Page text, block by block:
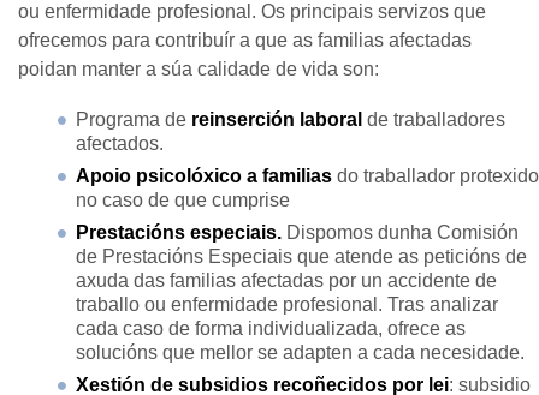
ou enfermidade profesional. Os principais servizos que
ofrecemos para contribuír a que as familias afectadas
poidan manter a súa calidade de vida son:
Programa de reinserción laboral de traballadores
afectados.
Apoio psicolóxico a familias do traballador protexido
no caso de que cumprise
Prestacións especiais. Dispomos dunha Comisión
de Prestacións Especiais que atende as peticións de
axuda das familias afectadas por un accidente de
traballo ou enfermidade profesional. Tras analizar
cada caso de forma individualizada, ofrece as
solucións que mellor se adapten a cada necesidade.
Xestión de subsidios recoñecidos por lei: subsidio